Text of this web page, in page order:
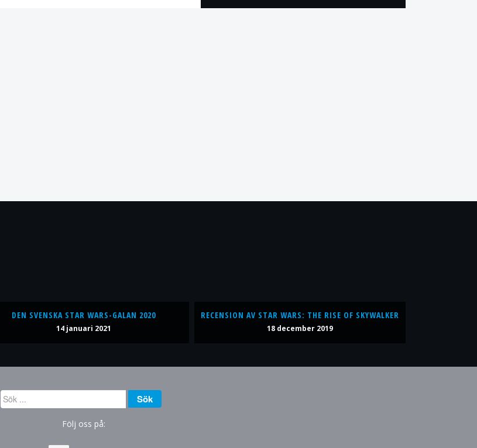
DEN SVENSKA STAR WARS-GALAN 2020
14 januari 2021
RECENSION AV STAR WARS: THE RISE OF SKYWALKER
18 december 2019
Sök
...
Sök
Följ oss på: